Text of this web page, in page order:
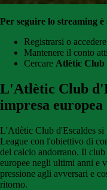
Per seguire lo streaming è
Registrarsi o
Mantenere il conto
Cercare Atlètic Club
L'Atlètic Club
impresa europea
L'Atlètic Club d'Escaldes si
League con l'obiettivo di
del calcio andorrano. Il
europee negli ultimi anni e
pressione agli avversari e
ritorno.